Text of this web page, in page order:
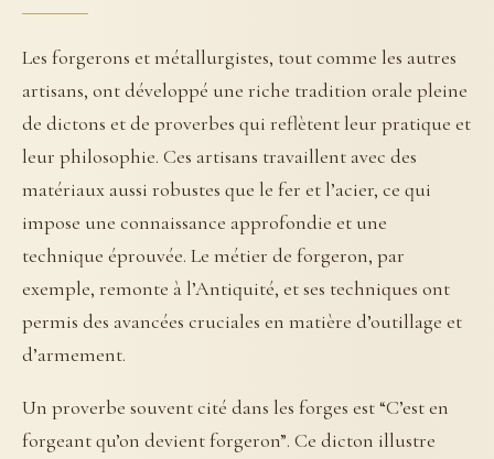
Les forgerons et métallurgistes, tout comme les autres
artisans, ont développé une riche tradition orale pleine
de dictons et de proverbes qui reflètent leur pratique et
leur philosophie. Ces artisans travaillent avec des
matériaux aussi robustes que le fer et l’acier, ce qui
impose une connaissance approfondie et une
technique éprouvée. Le métier de forgeron, par
exemple, remonte à l’Antiquité, et ses techniques ont
permis des avancées cruciales en matière d’outillage et
d’armement.
Un proverbe souvent cité dans les forges est “C’est en
forgeant qu’on devient forgeron”. Ce dicton illustre